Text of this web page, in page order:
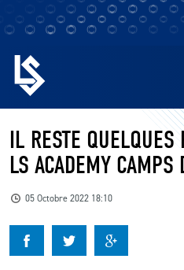
EQUIPES
BILLETTERIE
KIDS
IL RESTE
LS ACADEMY CAMPS
05 Octobre 2022 18:10